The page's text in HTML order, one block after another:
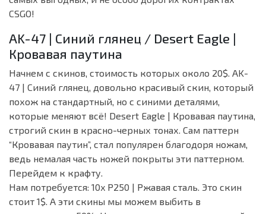
CSGO!
AK-47 | Синий глянец / Desert Eagle |
Кровавая паутина
Начнем с скинов, стоимость которых около 20$. AK-
47 | Синий глянец, довольно красивый скин, который
похож на стандартный, но с синими деталями,
которые меняют всё! Desert Eagle | Кровавая паутина,
строгий скин в красно-черных тонах. Сам паттерн
“Кровавая паутин”, стал популярен благодоря ножам,
ведь немалая часть ножей покрыты эти паттерном.
Перейдем к крафту.
Нам потребуется: 10x P250 | Ржавая сталь. Это скин
стоит 1$. А эти скины мы можем выбить в